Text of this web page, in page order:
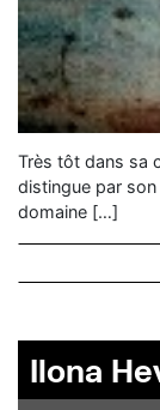
Très tôt dans sa
distingue par son
domaine […]
Ilona